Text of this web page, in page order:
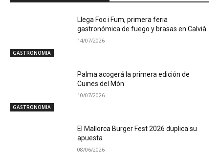
GASTRONOMIA
Llega Foc i Fum, primera feria
gastronómica de fuego y brasas en Calvià
14/07/2026
GASTRONOMIA
Palma acogerá la primera edición de
Cuines del Món
10/07/2026
El Mallorca Burger Fest 2026 duplica su
apuesta
08/06/2026